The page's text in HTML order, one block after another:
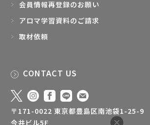
アロマ学習資料のご請求
取材依頼
〒171-0022 東京都豊島区南池袋1-25-9
今井ビル5F
TEL : 0120-080-879（平日9:30 - 17:30）